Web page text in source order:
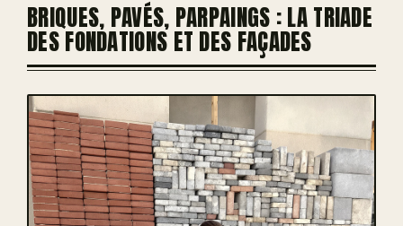
BRIQUES, PAVÉS, PARPAINGS : LA TRIADE
DES FONDATIONS ET DES FAÇADES